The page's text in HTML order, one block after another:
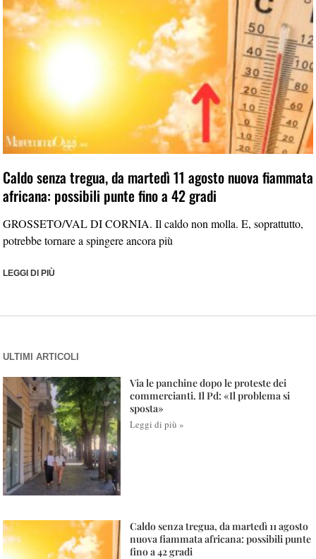
Caldo senza tregua, da martedì 11 agosto nuova fiammata
africana: possibili punte fino a 42 gradi
GROSSETO/VAL DI CORNIA. Il caldo non molla. E, soprattutto,
potrebbe tornare a spingere ancora più
LEGGI DI PIÙ
ULTIMI ARTICOLI
Via le panchine dopo le proteste dei
commercianti. Il Pd: «Il problema si
sposta»
Leggi di più »
Caldo senza tregua, da martedì 11 agosto
nuova fiammata africana: possibili punte
fino a 42 gradi